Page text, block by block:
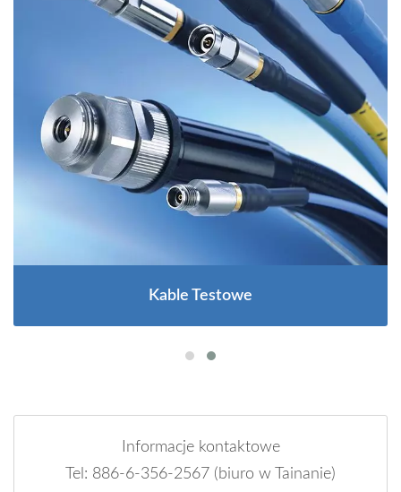
Kable Testowe
Informacje kontaktowe
Tel: 886-6-356-2567 (biuro w Tainanie)